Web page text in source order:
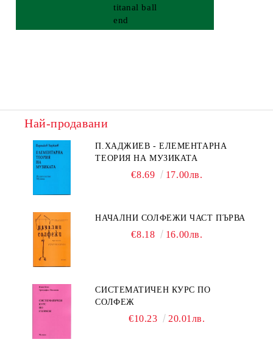
titanal ball
end
Най-продавани
П.ХАДЖИЕВ - ЕЛЕМЕНТАРНА
ТЕОРИЯ НА МУЗИКАТА
€8.69 17.00лв.
НАЧАЛНИ СОЛФЕЖИ ЧАСТ ПЪРВА
€8.18 16.00лв.
СИСТЕМАТИЧЕН КУРС ПО
СОЛФЕЖ
€10.23 20.01лв.